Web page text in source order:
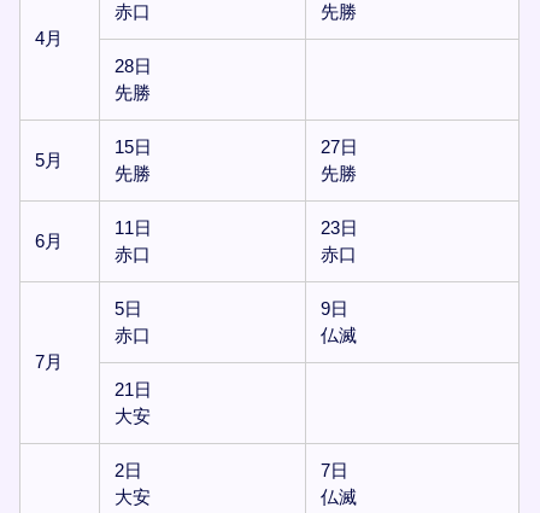
4月
赤口
先勝
28日
先勝
5月
15日
先勝
27日
先勝
6月
11日
赤口
23日
赤口
7月
5日
赤口
9日
仏滅
21日
大安
2日
大安
7日
仏滅